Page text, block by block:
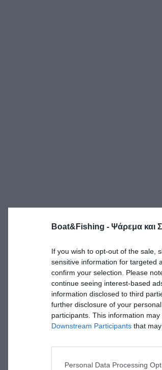
Boat&Fishing - Ψάρεμα και
If you wish to opt-out of the sale,
sensitive information for targeted
confirm your selection. Please
continue seeing interest-based
information disclosed to third
further disclosure of your
participants. This information
Downstream Participants that
Personal Data Processing